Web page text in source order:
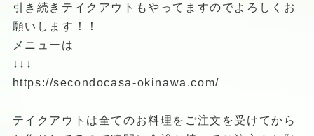
引き続きテイクアウトもやってますのでよろしくお
願いします！！
メニューは
↓↓↓
https://secondocasa-okinawa.com/
テイクアウトは全てのお料理をご注文を受けてから